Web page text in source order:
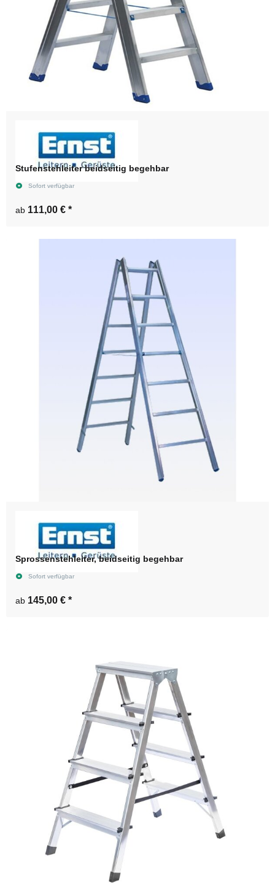
Stufenstehleiter beidseitig begehbar
Sofort verfügbar
ab 111,00 € *
Sprossenstehleiter, beidseitig begehbar
Sofort verfügbar
ab 145,00 € *